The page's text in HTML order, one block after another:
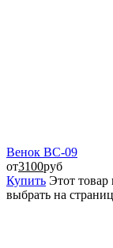
Венок ВС-09
от3100руб
Купить Этот
выбрать на